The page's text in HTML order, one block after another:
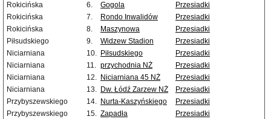
Rokicińska
6. Gogola
Przesiadki
Rokicińska
7. Rondo Inwalidów
Przesiadki
Rokicińska
8. Maszynowa
Przesiadki
Piłsudskiego
9. Widzew Stadion
Przesiadki
Niciarniana
10. Piłsudskiego
Przesiadki
Niciarniana
11. przychodnia NŻ
Przesiadki
Niciarniana
12. Niciarniana 45 NŻ
Przesiadki
Niciarniana
13. Dw. Łódź Zarzew NŻ
Przesiadki
Przybyszewskiego
14. Nurta-Kaszyńskiego
Przesiadki
Przybyszewskiego
15. Zapadła
Przesiadki